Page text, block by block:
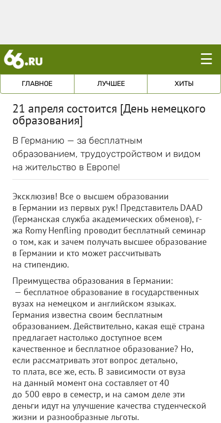
☰
ГЛАВНОЕ ЛУЧШЕЕ ХИТЫ
21 апреля состоится [День немецкого
образования]
В Германию — за бесплатным
образованием, трудоустройством и видом
на жительство в Европе!
Эксклюзив! Все о высшем образовании
в Германии из первых рук! Представитель DAAD
(Германская служба академических обменов), г-
жа Romy Henfling проводит бесплатный семинар
о том, как и зачем получать высшее образование
в Германии и кто может рассчитывать
на стипендию.
Преимущества образования в Германии:
— бесплатное образование в государственных
вузах на немецком и английском языках.
Германия известна своим бесплатным
образованием. Действительно, какая ещё страна
предлагает настолько доступное всем
качественное и бесплатное образование? Но,
если рассматривать этот вопрос детально,
то плата, все же, есть. В зависимости от вуза
на данный момент она составляет от 40
до 500 евро в семестр, и на самом деле эти
деньги идут на улучшение качества студенческой
жизни и разнообразные льготы.